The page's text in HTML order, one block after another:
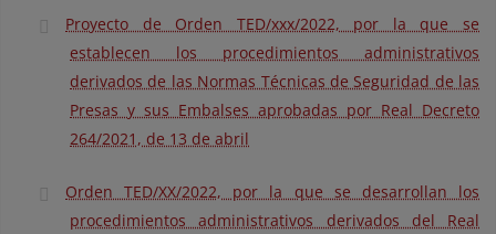
Proyecto de Orden TED/xxx/2022, por la que se
establecen los procedimientos administrativos
derivados de las Normas Técnicas de Seguridad de las
Presas y sus Embalses aprobadas por Real Decreto
264/2021, de 13 de abril
Orden TED/XX/2022, por la que se desarrollan los
procedimientos administrativos derivados del Real